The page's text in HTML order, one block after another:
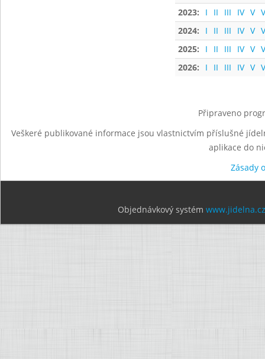
2023:
I II III IV V
2024:
I II III IV V
2025:
I II III IV V
2026:
I II III IV V
Připraveno
Veškeré publikované informace jsou vlastnictvím příslušné
aplikace do
Zásady
Objednávkový systém www.jidelna.cz